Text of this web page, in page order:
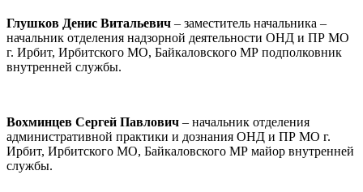
Глушков Денис Витальевич – заместитель начальника –
начальник отделения надзорной деятельности ОНД и ПР МО
г. Ирбит, Ирбитского МО, Байкаловского МР подполковник
внутренней службы.
Вохминцев Сергей Павлович – начальник отделения
административной практики и дознания ОНД и ПР МО г.
Ирбит, Ирбитского МО, Байкаловского МР майор внутренней
службы.